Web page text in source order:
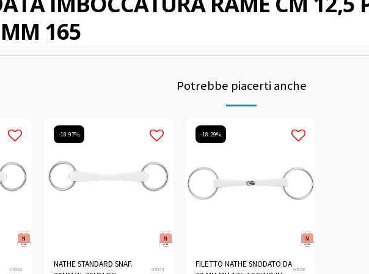
165
Potrebbe piacerti anche
03052
-18.97%
NATHE STANDARD SNAF.
03054
-18.29%
FILETTO NATHE SNODATO DA
03058